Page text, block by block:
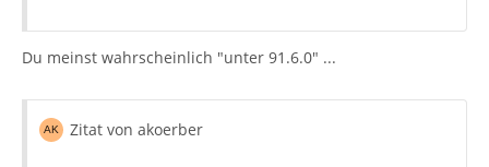
Du meinst wahrscheinlich "unter 91.6.0" ...
Zitat von akoerber